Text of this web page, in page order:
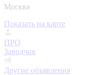
Москва
Показать на карте
ПРО
Заводчик
Другие объявления